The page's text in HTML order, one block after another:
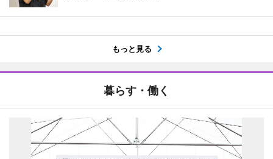
もっと見る
暮らす・働く